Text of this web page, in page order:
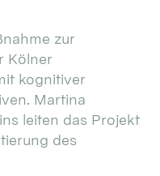
zur
Kölner
kognitiver
Martina
leiten das Projekt
des